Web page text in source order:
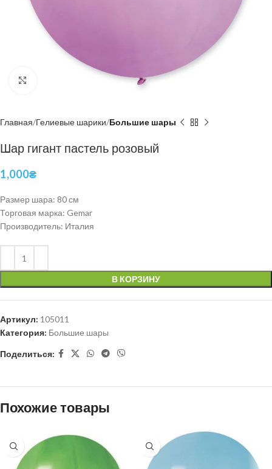
Нажмите, чтобы увеличить
Главная Гелиевые шарики Большие шары
Шар гигант пастель розовый
1,000₴
Размер шара: 80 см
Торговая марка: Gemar
Производитель: Италия
В КОРЗИНУ
Артикул: 105011
Категория: Большие шары
Поделиться:
Похожие товары